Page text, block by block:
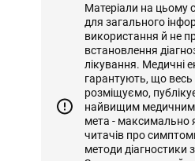
Матеріали на цьому
для загального
використання й не
встановлення
лікування. Медичні
гарантують, що
розміщуємо,
найвищим
мета - максимально
читачів про
методи діагностики